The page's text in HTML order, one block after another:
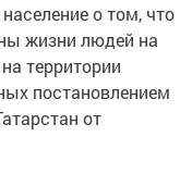
о том, что
жизни людей на
территории
постановлением
от